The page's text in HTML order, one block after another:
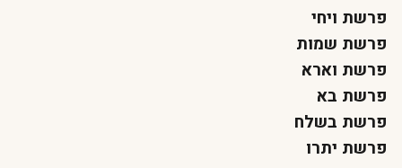
פרשת ויחי
פרשת שמות
פרשת וארא
פרשת בא
פרשת בשלח
פרשת יתרו